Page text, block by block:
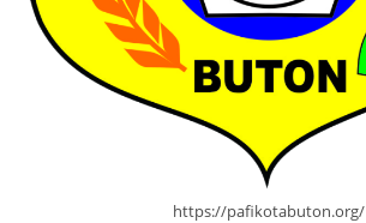
https://pafikotabuton.org/